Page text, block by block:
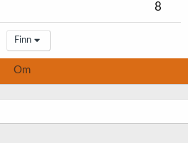
8
Finn
Om